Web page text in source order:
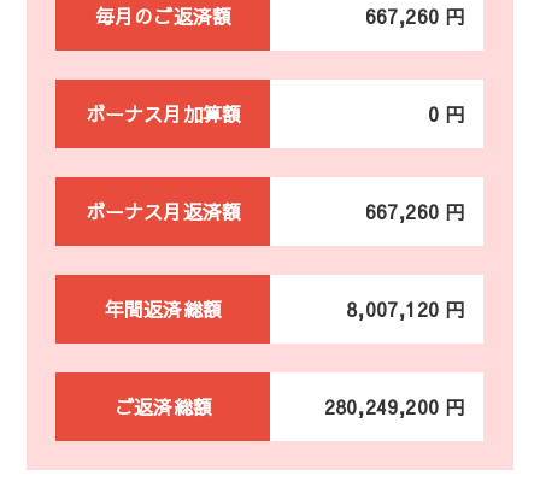
毎月のご返済額 667,260 円
ボーナス月加算額 0 円
ボーナス月返済額 667,260 円
年間返済総額 8,007,120 円
ご返済総額 280,249,200 円